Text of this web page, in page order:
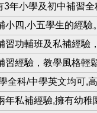
3年小學及初中補習
小四,小五學生的經驗
習功輔班及私補經驗
習經驗，教學風格輕
全科/中學英文均可,
年私補經驗,擁有幼稚